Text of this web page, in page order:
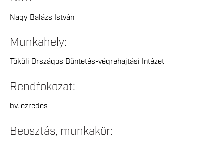
Nagy Balázs István
Munkahely:
Tököli Országos Büntetés-végrehajtási Intézet
Rendfokozat:
bv. ezredes
Beosztás, munkakör: